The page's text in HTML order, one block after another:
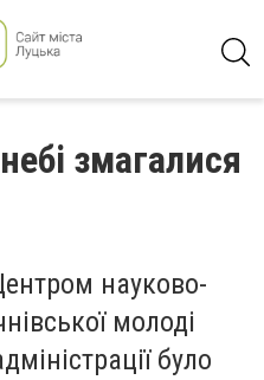
змагалися
науково-
молоді
було